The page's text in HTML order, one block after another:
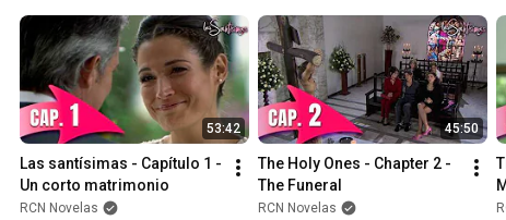
Calzadilla, Alejandra Azcárate, Majida Issa, Carlos Andrés Torres
53:42
Las santísimas - Capítulo 1 -
Un corto matrimonio
RCN Novelas
45:50
The Holy Ones - Chapter 2 -
The Funeral
RCN Novelas